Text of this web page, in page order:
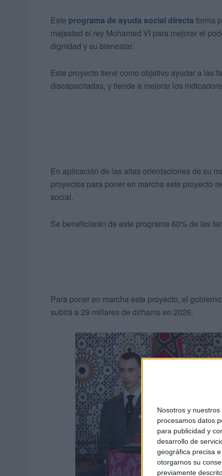
Nosotros y nuestros
procesamos datos
para publicidad y
desarrollo de
geográfica precisa
otorgarnos su
previamente
Este programa de ayuda social directa forma
majestad el rey Mohamed VI para mejorar el
dignidad y su bienestar.
Este proyecto tiene como objetivo ayudar a las
discapacitadas, y tiende a mejorar los
En aplicación de las altas orientaciones de su
proyectos para poner en marcha este proyecto
social.
Se beneficiarán de este programa 60% de las
Para poner en marcha este proyecto, el
subirá a 29 millares de dírhams en 2026.